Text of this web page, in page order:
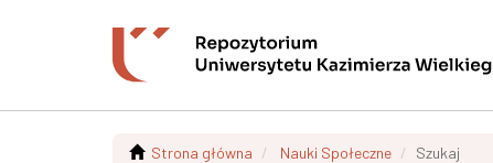
Strona główna Nauki Społeczne Szukaj